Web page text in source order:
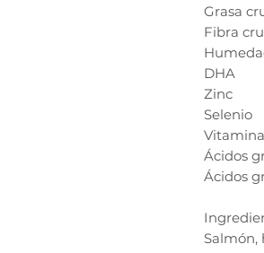
Grasa
Fibra
DHA
Zinc
Selenio
Ácidos
Ácidos
Salmón,